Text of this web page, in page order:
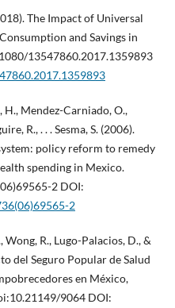
The Impact of Universal
and Savings in
13547860.2017.1359893
Mendez-Carniado, O.,
R., . . . Sesma, S. (2006).
policy reform to remedy
spending in Mexico.
2 DOI:
2
R., Lugo-Palacios, D., &
del Seguro Popular de Salud
en México,
9064 DOI: